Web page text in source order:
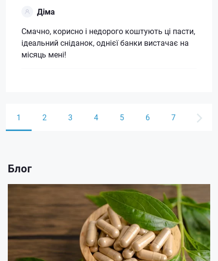
Діма
Смачно, корисно і недорого коштують ці пасти,
ідеальний сніданок, однієї банки вистачає на
місяць мені!
1 2 3 4 5 6 7
Блог